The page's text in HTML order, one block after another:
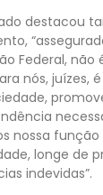
destacou
Federal, não
nós, juízes,
nossa
longe de
indevidas”.